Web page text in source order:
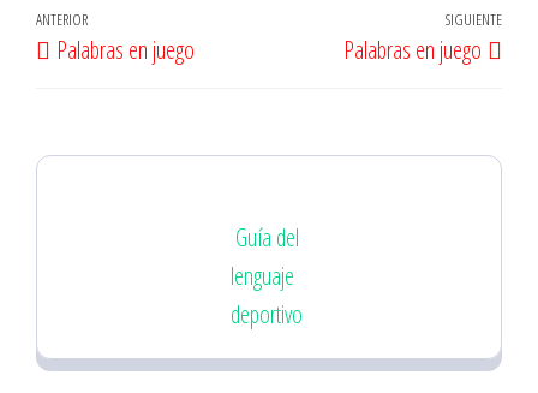
Navegación
de
Entrada
anterior
ANTERIOR
Palabras en juego
SIGUIENTE
Palabras en juego
Guía del
lenguaje
deportivo